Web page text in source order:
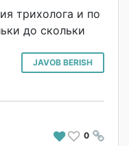
трихолога и по
до скольки
JAVOB BERISH
# 0